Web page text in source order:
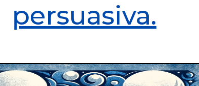
persuasiva.